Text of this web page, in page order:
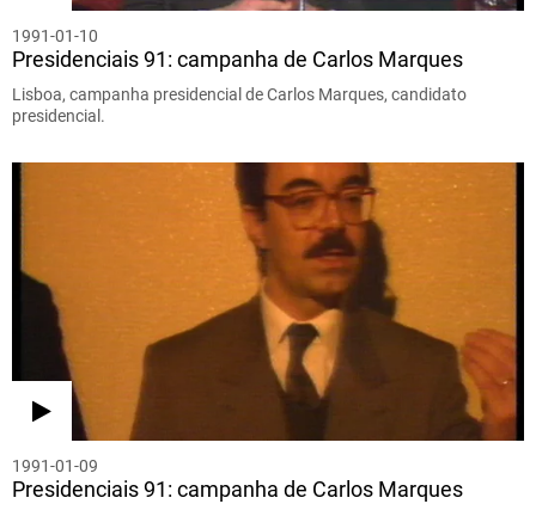
1991-01-10
Presidenciais 91: campanha de Carlos Marques
Lisboa, campanha presidencial de Carlos Marques, candidato
presidencial.
1991-01-09
Presidenciais 91: campanha de Carlos Marques